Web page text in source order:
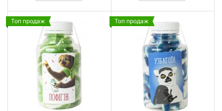
Топ продаж Топ продаж